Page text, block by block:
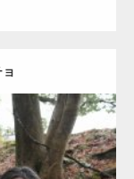
」にてマッスルプ